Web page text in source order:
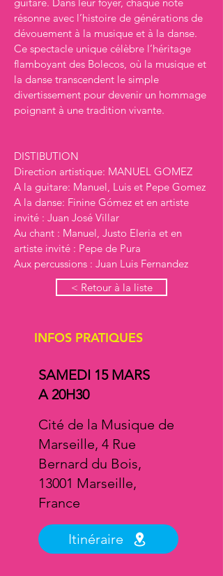
résonne avec l’histoire de générations de
dévouement à la musique et à la danse.
Ce spectacle unique célèbre l’héritage
flamboyant des Bolecos, où la musique et
la danse transcendent le simple
divertissement pour devenir un hommage
poignant à une tradition vivante.
DISTIBUTION
Direction artistique: MANUEL GOMEZ
A la guitare: Manuel, Luis et Pepe Gomez
A la danse: Finine Gómez et en artiste
invité : Juan José Villar
Au chant : Manuel, Justo Eleria et en
artiste invité : Pepe de Pura
Aux percussions : Juan Luis Fernandez
< Retour à la liste
INFOS PRATIQUES
SAMEDI 15 MARS
A 20H30
Cité de la Musique de
Marseille, 4 Rue
Bernard du Bois,
13001 Marseille,
France
Itinéraire